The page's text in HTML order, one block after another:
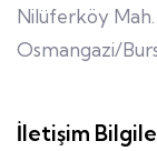
Nilüferköy Mah.
Osmangazi/
İletişim